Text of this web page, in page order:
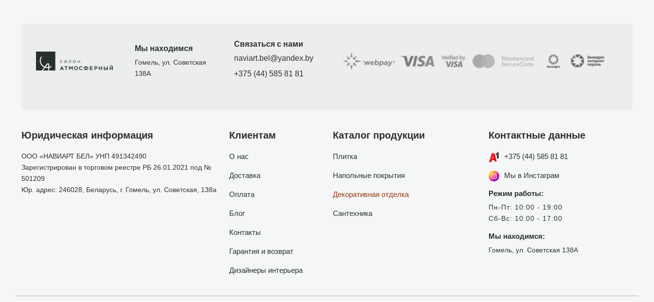
Мы находимся
Гомель, ул. Советская
138А
Связаться с нами
naviart.bel@yandex.by
+375 (44) 585 81 81
Юридическая информация
ООО «НАВИАРТ БЕЛ» УНП 491342490
Зарегистрирован в торговом реестре РБ 26.01.2021 под №
501209
Юр. адрес: 246028, Беларусь, г. Гомель, ул. Советская, 138а
Клиентам
О нас
Доставка
Оплата
Блог
Контакты
Гарантия и возврат
Дизайнеры интерьера
Каталог продукции
Плитка
Напольные покрытия
Декоративная отделка
Сантехника
Контактные данные
+375 (44) 585 81 81
Мы в Инстаграм
Режим работы:
Пн-Пт: 10:00 - 19:00
Сб-Вс: 10:00 - 17:00
Мы находимся:
Гомель, ул. Советская 138А